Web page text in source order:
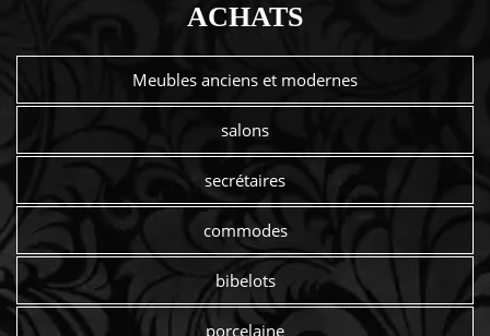
ACHATS
Meubles anciens et modernes
salons
secrétaires
commodes
bibelots
porcelaine